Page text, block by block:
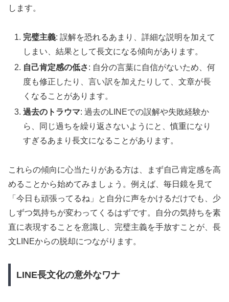
します。
完璧主義: 誤解を恐れるあまり、詳細な説明を加えて
しまい、結果として長文になる傾向があります。
自己肯定感の低さ: 自分の言葉に自信がないため、何
度も修正したり、言い訳を加えたりして、文章が長
くなることがあります。
過去のトラウマ: 過去のLINEでの誤解や失敗経験か
ら、同じ過ちを繰り返さないようにと、慎重になり
すぎるあまり長文になることがあります。
これらの傾向に心当たりがある方は、まず自己肯定感を高
めることから始めてみましょう。例えば、毎日鏡を見て
「今日も頑張ってるね」と自分に声をかけるだけでも、少
しずつ気持ちが変わってくるはずです。自分の気持ちを素
直に表現することを意識し、完璧主義を手放すことが、長
文LINEからの脱却につながります。
LINE長文化の意外なワナ